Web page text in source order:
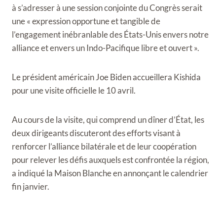
à s’adresser à une session conjointe du Congrès serait
une « expression opportune et tangible de
l’engagement inébranlable des États-Unis envers notre
alliance et envers un Indo-Pacifique libre et ouvert ».
Le président américain Joe Biden accueillera Kishida
pour une visite officielle le 10 avril.
Au cours de la visite, qui comprend un dîner d’État, les
deux dirigeants discuteront des efforts visant à
renforcer l’alliance bilatérale et de leur coopération
pour relever les défis auxquels est confrontée la région,
a indiqué la Maison Blanche en annonçant le calendrier
fin janvier.